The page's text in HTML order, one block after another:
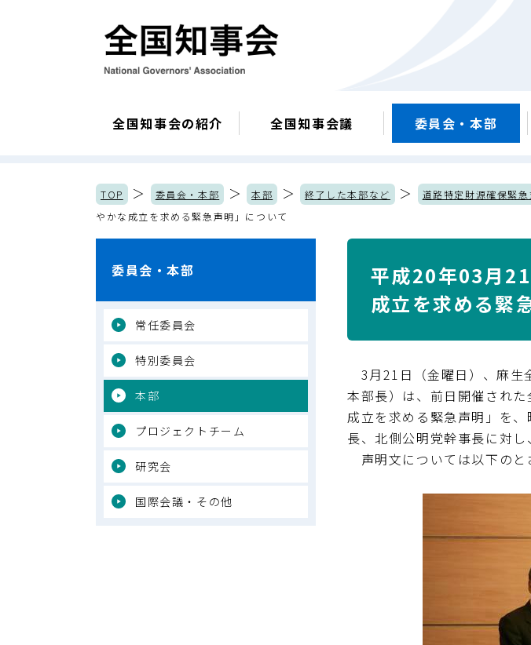
全国知事会の紹介 全国知事会議 委員会・本部
TOP ＞ 委員会・本部 ＞ 本部 ＞ 終了した本部など ＞ 道路特定財源確保緊
やかな成立を求める緊急声明」について
平成20年03月
成立を求める緊
3月21日（金曜日）、麻生
本部長）は、前日開催され
成立を求める緊急声明」を
長、北側公明党幹事長に対し
声明文については以下のと
委員会・本部
常任委員会
特別委員会
本部
プロジェクトチーム
研究会
国際会議・その他